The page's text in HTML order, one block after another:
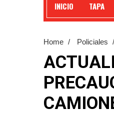
INICIO TAPA
Home / Policiales /